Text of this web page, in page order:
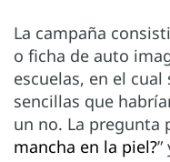
La campaña
o ficha de auto
escuelas, en el
sencillas que
un no. La pregunta
mancha en la piel?